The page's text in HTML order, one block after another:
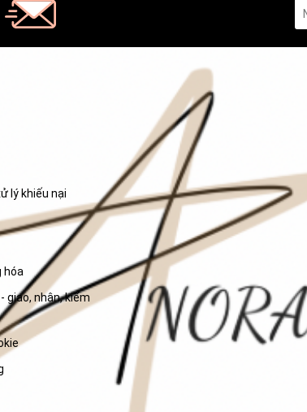
lý khiếu nại
hóa
giao, nhận, kiểm